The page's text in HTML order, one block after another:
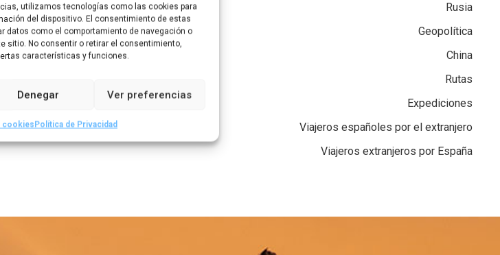
utilizamos tecnologías como las cookies para
del dispositivo. El consentimiento de estas
datos como el comportamiento de navegación o
sitio. No consentir o retirar el consentimiento,
características y funciones.
Denegar Ver preferencias
cookiesPolítica de Privacidad
Rusia
Geopolítica
China
Rutas
Expediciones
Viajeros españoles por el extranjero
Viajeros extranjeros por España